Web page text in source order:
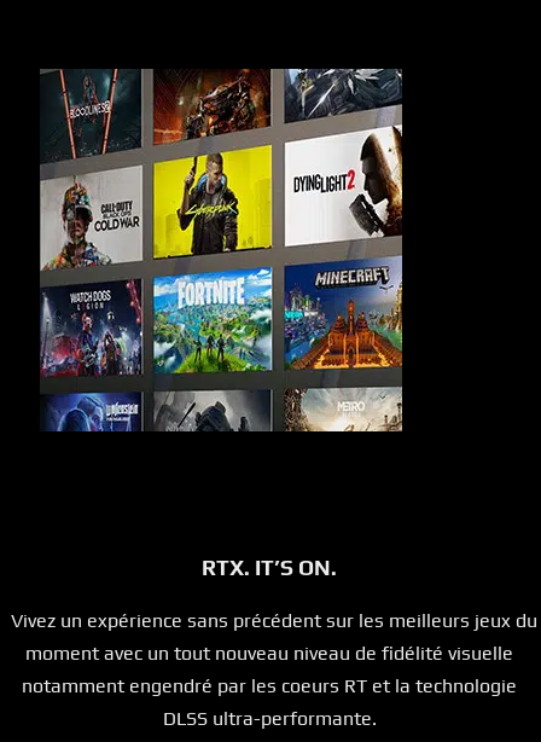
RTX. IT’S ON.
Vivez un expérience sans précédent sur les meilleurs jeux du
moment avec un tout nouveau niveau de fidélité visuelle
notamment engendré par les coeurs RT et la technologie
DLSS ultra-performante.